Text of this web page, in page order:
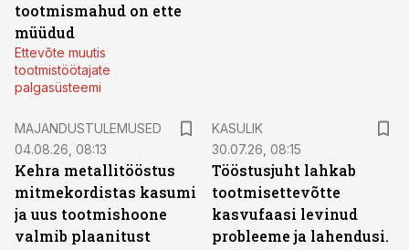
tootmismahud on ette
müüdud
Ettevõte muutis
tootmistöötajate
palgasüsteemi
MAJANDUSTULEMUSED
04.08.26, 08:13
Kehra metallitööstus
mitmekordistas kasumi
ja uus tootmishoone
valmib plaanitust
KASULIK
30.07.26, 08:15
Tööstusjuht lahkab
tootmisettevõtte
kasvufaasi levinud
probleeme ja lahendusi.